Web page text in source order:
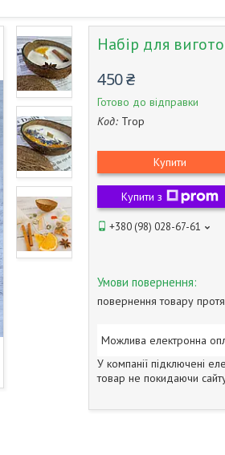
Набір для
450 ₴
Готово до відправки
Код: Trop
Купити
Купити з
+380 (98) 028-67-61
повернення товару
У компанії підключені
товар не покидаючи